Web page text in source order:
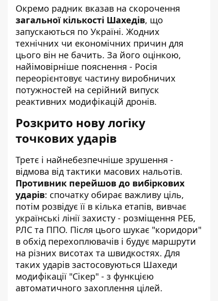
Окремо радник вказав на скорочення
загальної кількості Шахедів, що
запускаються по Україні. Жодних
технічних чи економічних причин для
цього він не бачить. За його оцінкою,
найімовірніше пояснення - Росія
переорієнтовує частину виробничих
потужностей на серійний випуск
реактивних модифікацій дронів.
Розкрито нову логіку
точкових ударів
Третє і найнебезпечніше зрушення -
відмова від тактики масових нальотів.
Противник перейшов до вибіркових
ударів: спочатку обирає важливу ціль,
потім розвідує її в кілька етапів, вивчає
українські лінії захисту - розміщення РЕБ,
РЛС та ППО. Після цього шукає "коридори"
в обхід перехоплювачів і будує маршрути
на різних висотах та швидкостях. Для
таких ударів застосовуються Шахеди
модифікації "Сікер" - з функцією
автоматичного захоплення цілей.